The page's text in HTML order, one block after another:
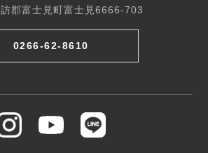
郡富士見町富士見6666-703
0266-62-8610